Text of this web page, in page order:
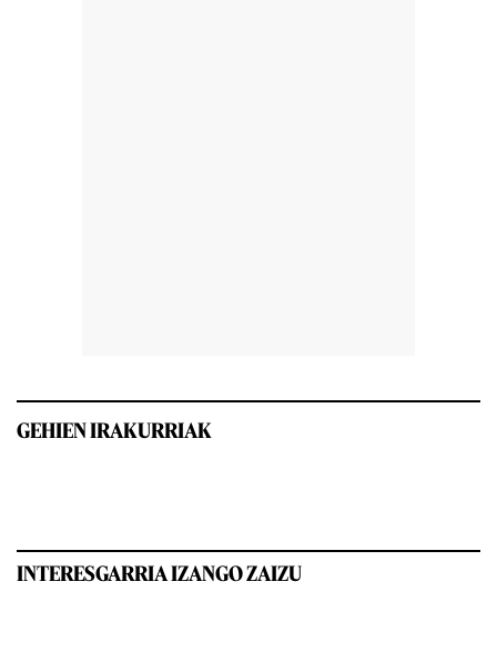
GEHIEN IRAKURRIAK
INTERESGARRIA IZANGO ZAIZU